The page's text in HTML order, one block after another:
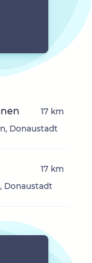
Donaustadt
17 km
Donaustadt
17 km